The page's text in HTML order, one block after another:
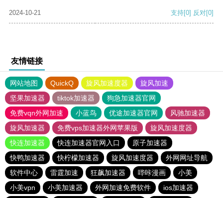
2024-10-21 支持[0] 反对[0]
友情链接
网站地图 QuickQ 旋风加速度器
旋风加速
坚果加速器
tiktok加速器
狗急加速器官网
免费vqn外网加速
小蓝鸟 优途加速器官网
风驰加速器
旋风加速器
免费vps加速器外网苹果版
旋风加速度器
快连加速器
快连加速器官网入口
原子加速器
快鸭加速器
快柠檬加速器 旋风加速度器
外网网址导航
软件中心
雷霆加速 狂飙加速器 哔咔漫画
小美
小美vpn
小美加速器 外网加速免费软件
ios加速器